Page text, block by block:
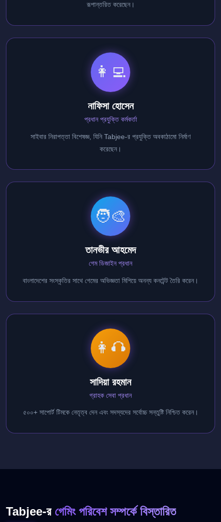
রূপান্তরিত করেছেন।
👩‍💻
নাফিসা হোসেন
প্রধান প্রযুক্তি কর্মকর্তা
সাইবার নিরাপত্তা বিশেষজ্ঞ, যিনি Tabjee-র প্রযুক্তি অবকাঠামো নির্মাণ
করেছেন।
🧑‍🎨
তানভীর আহমেদ
গেম ডিজাইন প্রধান
বাংলাদেশের সংস্কৃতির সাথে গেমের অভিজ্ঞতা মিশিয়ে অনন্য কনটেন্ট তৈরি করেন।
👩‍🎧
সাদিয়া রহমান
গ্রাহক সেবা প্রধান
৫০০+ সাপোর্ট টিমকে নেতৃত্ব দেন এবং সদস্যদের সর্বোচ্চ সন্তুষ্টি নিশ্চিত করেন।
Tabjee-র গেমিং পরিবেশ সম্পর্কে বিস্তারিত